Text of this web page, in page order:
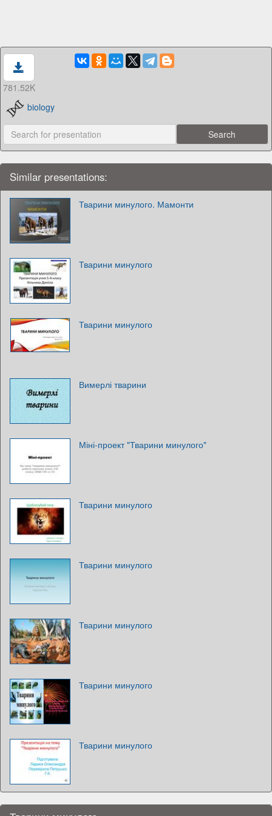
781.52K
biology
Similar presentations:
Тварини минулого. Мамонти
Тварини минулого
Тварини минулого
Вимерлі тварини
Міні-проект "Тварини минулого"
Тварини минулого
Тварини минулого
Тварини минулого
Тварини минулого
Тварини минулого